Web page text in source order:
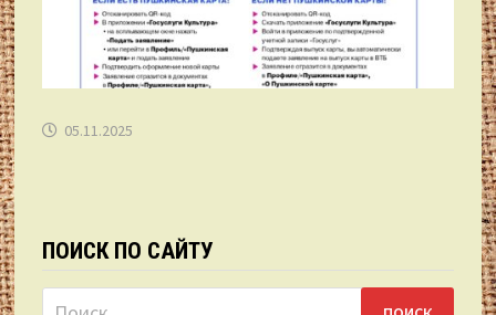
05.11.2025
ПОИСК ПО САЙТУ
Найти: